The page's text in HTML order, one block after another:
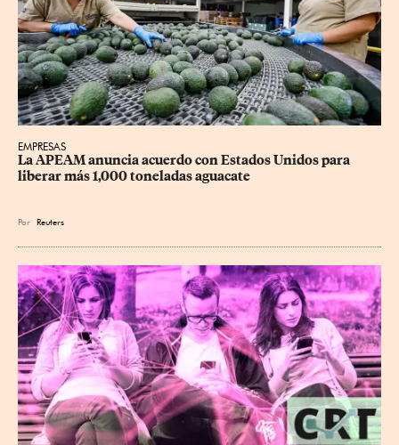
EMPRESAS
La APEAM anuncia acuerdo con Estados Unidos para
liberar más 1,000 toneladas aguacate
Por Reuters